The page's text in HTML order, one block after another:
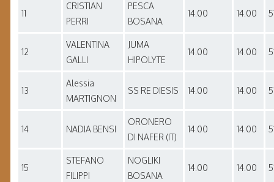
11
CRISTIAN
PERRI
PESCA
BOSANA
14.00 14.00
12
VALENTINA
GALLI
JUMA
HIPOLYTE
14.00 14.00
13
Alessia
MARTIGNON
SS RE DIESIS 14.00 14.00
14 NADIA BENSI
ORONERO
DI NAFER (IT)
14.00 14.00
15
STEFANO
FILIPPI
NOGLIKI
BOSANA
14.00 14.00